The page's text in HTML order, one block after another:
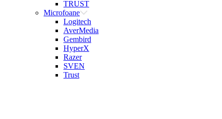
TRUST
Microfoane
Logitech
AverMedia
Gembird
HyperX
Razer
SVEN
Trust